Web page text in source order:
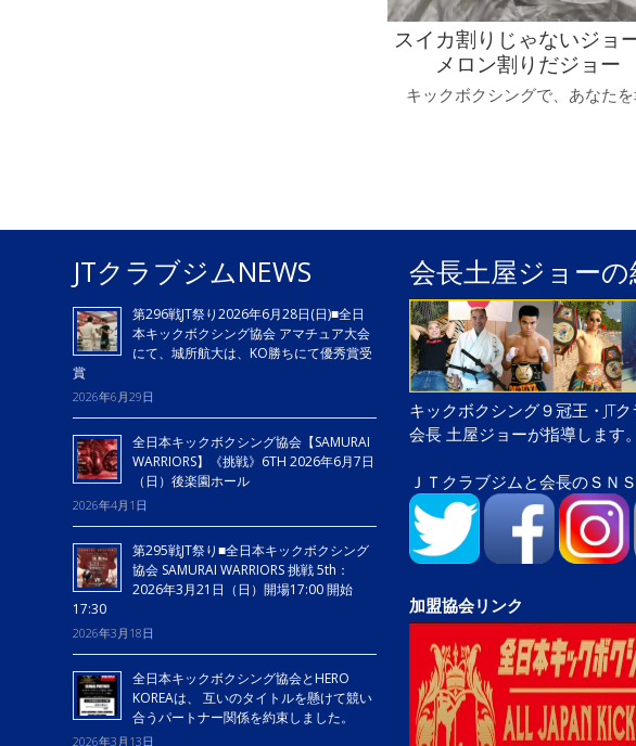
スイカ割りじゃないジョー
メロン割りだジョー
キックボクシングで、あなた
JTクラブジムNEWS
第296戦JT祭り2026年6月28日(日)■全日
本キックボクシング協会 アマチュア大会
にて、城所航大は、KO勝ちにて優秀賞受
賞
2026年6月29日
全日本キックボクシング協会【SAMURAI
WARRIORS】《挑戦》6TH 2026年6月7日
（日）後楽園ホール
2026年4月1日
第295戦JT祭り■全日本キックボクシング
協会 SAMURAI WARRIORS 挑戦 5th：
2026年3月21日（日）開場17:00 開始
17:30
2026年3月18日
全日本キックボクシング協会とHERO
KOREAは、 互いのタイトルを懸けて競い
合うパートナー関係を約束しました。
2026年3月13日
会長土屋ジョーの
キックボクシング９冠王・JT
会長 土屋ジョーが指導します。
ＪＴクラブジムと会長のＳＮ
加盟協会リンク